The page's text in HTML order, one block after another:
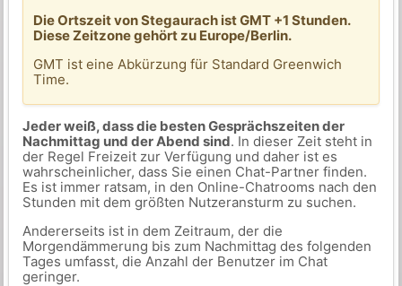
Die Ortszeit von Stegaurach ist GMT +1 Stunden.
Diese Zeitzone gehört zu Europe/Berlin.
GMT ist eine Abkürzung für Standard Greenwich
Time.
Jeder weiß, dass die besten Gesprächszeiten der
Nachmittag und der Abend sind. In dieser Zeit steht in
der Regel Freizeit zur Verfügung und daher ist es
wahrscheinlicher, dass Sie einen Chat-Partner finden.
Es ist immer ratsam, in den Online-Chatrooms nach den
Stunden mit dem größten Nutzeransturm zu suchen.
Andererseits ist in dem Zeitraum, der die
Morgendämmerung bis zum Nachmittag des folgenden
Tages umfasst, die Anzahl der Benutzer im Chat
geringer.